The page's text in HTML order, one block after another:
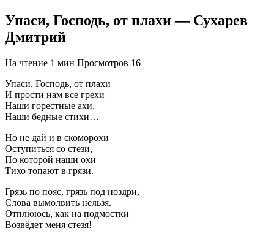
Упаси, Господь, от плахи — Сухарев
Дмитрий
На чтение 1 мин Просмотров 16
Упаси, Господь, от плахи
И прости нам все грехи —
Наши горестные ахи, —
Наши бедные стихи…
Но не дай и в скоморохи
Оступиться со стези,
По которой наши охи
Тихо топают в грязи.
Грязь по пояс, грязь под ноздри,
Слова вымолвить нельзя.
Отплююсь, как на подмостки
Возвёдет меня стезя!